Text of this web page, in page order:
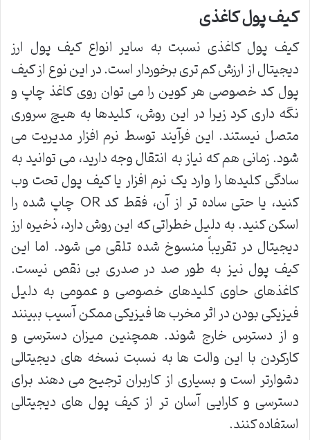
کیف پول کاغذی
کیف پول کاغذی نسبت به سایر انواع کیف پول ارز
دیجیتال از ارزش کم تری برخوردار است. در این نوع از کیف
پول کد خصوصی هر کوین را می توان روی کاغذ چاپ و
نگه داری کرد زیرا در این روش، کلیدها به هیچ سروری
متصل نیستند. این فرآیند توسط نرم افزار مدیریت می
شود. زمانی هم که نیاز به انتقال وجه دارید، می توانید به
سادگی کلیدها را وارد یک نرم افزار یا کیف پول تحت وب
کنید، یا حتی ساده تر از آن، فقط کد QR چاپ شده را
اسکن کنید. به دلیل خطراتی که این روش دارد، ذخیره ارز
دیجیتال در تقریباً منسوخ شده تلقی می شود. اما این
کیف پول نیز به طور صد در صدری بی نقص نیست.
کاغذهای حاوی کلیدهای خصوصی و عمومی به دلیل
فیزیکی بودن در اثر مخرب ها فیزیکی ممکن آسیب ببینند
و از دسترس خارج شوند. همچنین میزان دسترسی و
کارکردن با این والت ها به نسبت نسخه های دیجیتالی
دشوارتر است و بسیاری از کاربران ترجیح می دهند برای
دسترسی و کارایی آسان تر از کیف پول های دیجیتالی
استفاده کنند.